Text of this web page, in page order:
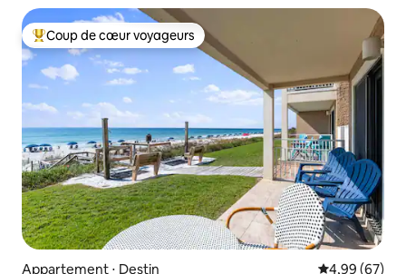
Coups de cœur voyageurs les plus appréciés
Coup de cœur voyageurs
Appartement ⋅ Destin Évaluation
4,99 (67)